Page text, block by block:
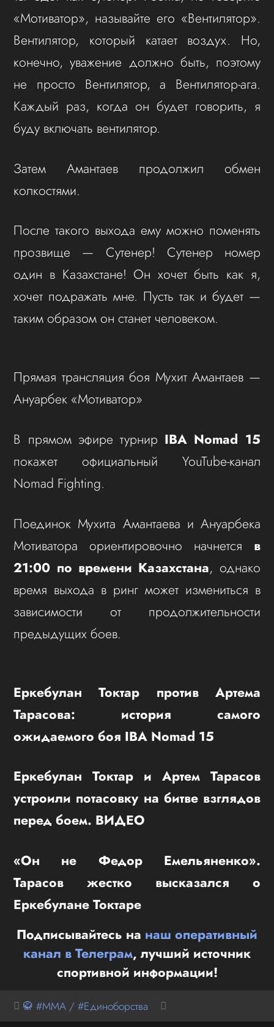
«Мотиватор», называйте его «Вентилятор».
Вентилятор, который катает воздух. Но,
конечно, уважение должно быть, поэтому
не просто Вентилятор, а Вентилятор-ага.
Каждый раз, когда он будет говорить, я
буду включать вентилятор.
Затем Амантаев продолжил обмен
колкостями.
После такого выхода ему можно поменять
прозвище — Сутенер! Сутенер номер
один в Казахстане! Он хочет быть как я,
хочет подражать мне. Пусть так и будет —
таким образом он станет человеком.
Прямая трансляция боя Мухит Амантаев —
Ануарбек «Мотиватор»
В прямом эфире турнир IBA Nomad 15
покажет официальный YouTube-канал
Nomad Fighting.
Поединок Мухита Амантаева и Ануарбека
Мотиватора ориентировочно начнется в
21:00 по времени Казахстана, однако
время выхода в ринг может измениться в
зависимости от продолжительности
предыдущих боев.
Еркебулан Токтар против Артема
Тарасова: история самого
ожидаемого боя IBA Nomad 15
Еркебулан Токтар и Артем Тарасов
устроили потасовку на битве взглядов
перед боем. ВИДЕО
«Он не Федор Емельяненко».
Тарасов жестко высказался о
Еркебулане Токтаре
Подписывайтесь на наш оперативный
канал в Телеграм, лучший источник
спортивной информации!
🥋 #MMA / #Единоборства